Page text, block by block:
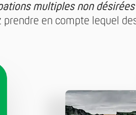
multiples non désirées
en compte lequel